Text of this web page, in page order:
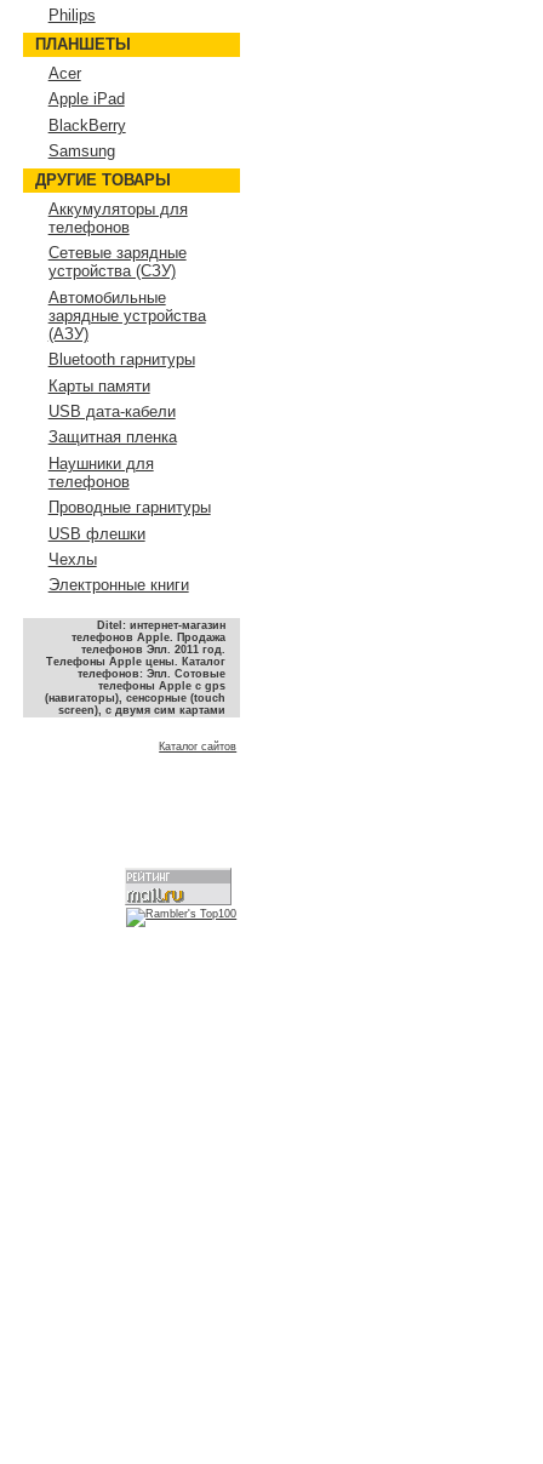
Philips
ПЛАНШЕТЫ
Acer
Apple iPad
BlackBerry
Samsung
ДРУГИЕ ТОВАРЫ
Аккумуляторы для
телефонов
Сетевые зарядные
устройства (СЗУ)
Автомобильные
зарядные устройства
(АЗУ)
Bluetooth гарнитуры
Карты памяти
USB дата-кабели
Защитная пленка
Наушники для
телефонов
Проводные гарнитуры
USB флешки
Чехлы
Электронные книги
Ditel: интернет-магазин
телефонов Apple. Продажа
телефонов Эпл. 2011 год.
Телефоны Apple цены. Каталог
телефонов: Эпл. Сотовые
телефоны Apple с gps
(навигаторы), сенсорные (touch
screen), с двумя сим картами
Каталог сайтов